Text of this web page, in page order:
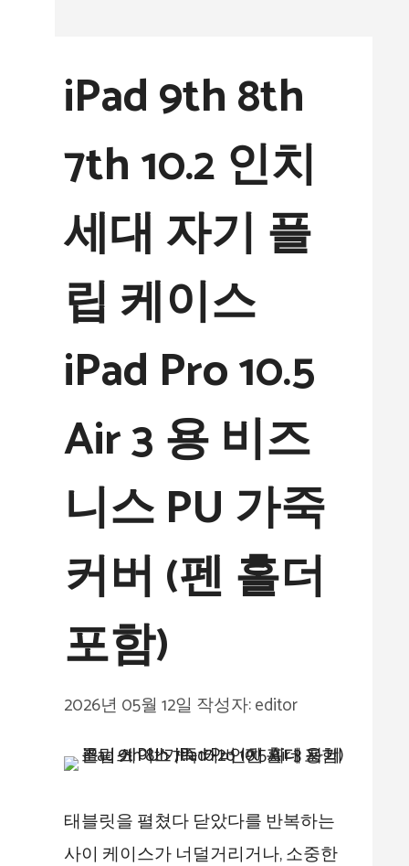
iPad 9th 8th
7th 10.2 인치
세대 자기 플
립 케이스
iPad Pro 10.5
Air 3 용 비즈
니스 PU 가죽
커버 (펜 홀더
포함)
2026년 05월 12일 작성자:editor
태블릿을 펼쳤다 닫았다를 반복하는
사이 케이스가 너덜거리거나, 소중한